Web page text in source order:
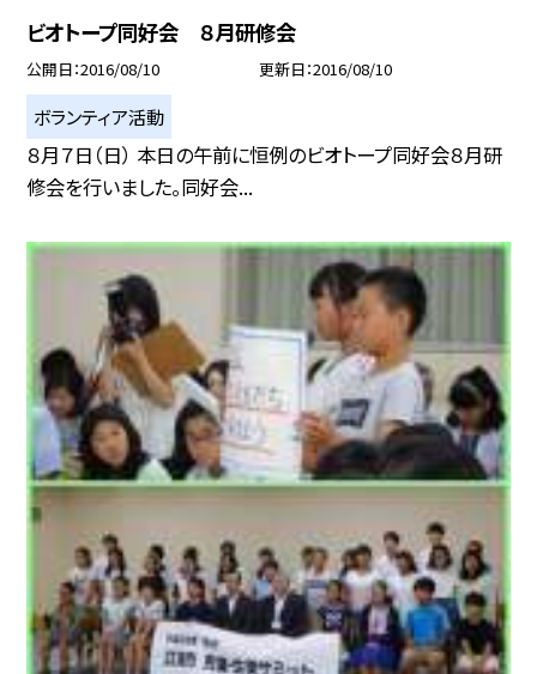
ビオトープ同好会 ８月研修会
公開日 2016/08/10 更新日 2016/08/10
ボランティア活動
８月７日（日） 本日の午前に恒例のビオトープ同好会８月研
修会を行いました。同好会...